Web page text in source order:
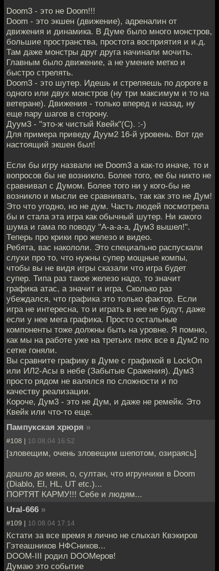
Doom3 - это не Doom!!!
Doom - это экшен (движение), адреналин от
движения и динамика. В Думе было много монстров,
большие пространства, простота восприятия и и.д.
Там даже монстры друг друга начинали мочить.
Главным было движение, а не умение метко и
быстро стрелять.
Doom3 - это шутер. Идешь и стреляешь по дороге в
одного или двух монстров (ну три максимум и то на
ветеране). Движения - только вперед и назад, ну
еще пару шагов в сторону.
Дуум3 - "это-ж чистый Квейк"(С). :-)
Для примера приведу Дуум2 16-й уровень. Вот где
настоящий экшен был!
Если бы игру назвали не Doom3 а как-то иначе, то и
вопросов бы не возникло. Более того, ее бы никто не
сравнивал с Думом. Более того ни у кого-бы не
возникло и мысли ее сравнивать, так как это не Дум!
Это что угодно, но не дум. Часть людей посмотрела
бы и стала эта игра как обычный шутер. Ни какого
шума и гама по поводу "А-а-а-а, Дум3 вышел!".
Теперь про крики про железо и видео.
Ребята, вас накололи. Это специально распускали
слухи про то, что нужны супер мощные компы,
чтобы вы не видя игры сказали что игра будет
супер. Типа раз такое железо надо, то значит
графика атас, а значит и игра. Сколько раз
убеждался, что графика это только фактор. Если
игра не интересна, то и играть в нее не будут, даже
если у нее мега графика. Просто остальные
компоненты тоже должны быть на уровне. Я помню,
как мы на работе уже на третьих пнях все в Дум2 по
сетке гоняли.
Вы сравните графику в Думе с графикой в LockOn
или ИЛ2-Асы в небе (Забытые Сражения). Дум3
просто рядом не валялся по сложности и по
качеству реализации.
Короче, Дум3 - это не Дум, и даже не ремейк. Это
Квейк или что-то еще.
Пампукская хрюря »
#108 | 10.08.04 16:52
[зловещим, очень зловещим шепотом, озираясь]
дошло до меня, о, султан, что игрунчики в Doom
(Diablo, EI, HL, UT etc.)...
ПОРТЯТ КАРМУ!!! Себе и людям...
Ural-666 »
#109 | 10.08.04 17:14
Кстати за все время я лично не слыхал Квэкиров
Гэтеашников НФСников...
DOOM-III родил DOOMеров!
Думаю это событие